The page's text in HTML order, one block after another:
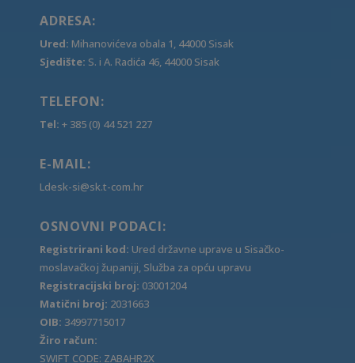
ADRESA:
Ured: Mihanovićeva obala 1, 44000 Sisak
Sjedište: S. i A. Radića 46, 44000 Sisak
TELEFON:
Tel: + 385 (0) 44 521 227
E-MAIL:
Ldesk-si@sk.t-com.hr
OSNOVNI PODACI:
Registrirani kod: Ured državne uprave u Sisačko-
moslavačkoj županiji, Služba za opću upravu
Registracijski broj: 03001204
Matični broj: 2031663
OIB: 34997715017
Žiro račun:
SWIFT CODE: ZABAHR2X